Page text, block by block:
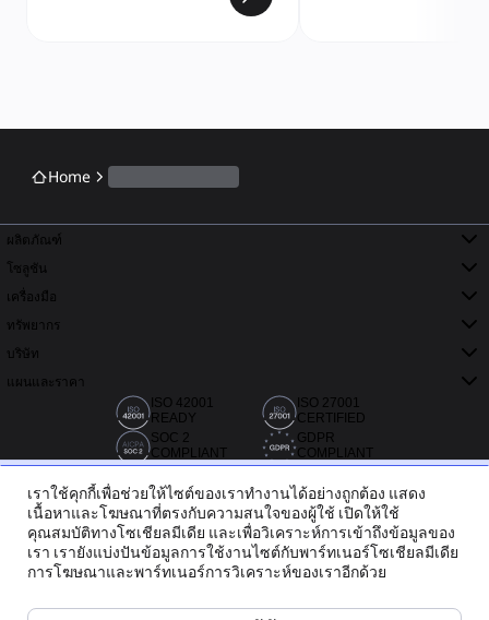
Home
ผลิตภัณฑ์
โซลูชัน
เครื่องมือ
ทรัพยากร
บริษัท
แผนและราคา
ISO 42001
READY
ISO 27001
CERTIFIED
SOC 2
COMPLIANT
GDPR
COMPLIANT
กว่า 20,000 รีวิวจาก Capterra, G2 และ Trustradius
เราใช้คุกกี้เพื่อช่วยให้ไซต์ของเราทำงานได้อย่างถูกต้อง แสดง
เนื้อหาและโฆษณาที่ตรงกับความสนใจของผู้ใช้ เปิดให้ใช้
คุณสมบัติทางโซเชียลมีเดีย และเพื่อวิเคราะห์การเข้าถึงข้อมูลของ
เรา เรายังแบ่งปันข้อมูลการใช้งานไซต์กับพาร์ทเนอร์โซเชียลมีเดีย
การโฆษณาและพาร์ทเนอร์การวิเคราะห์ของเราอีกด้วย